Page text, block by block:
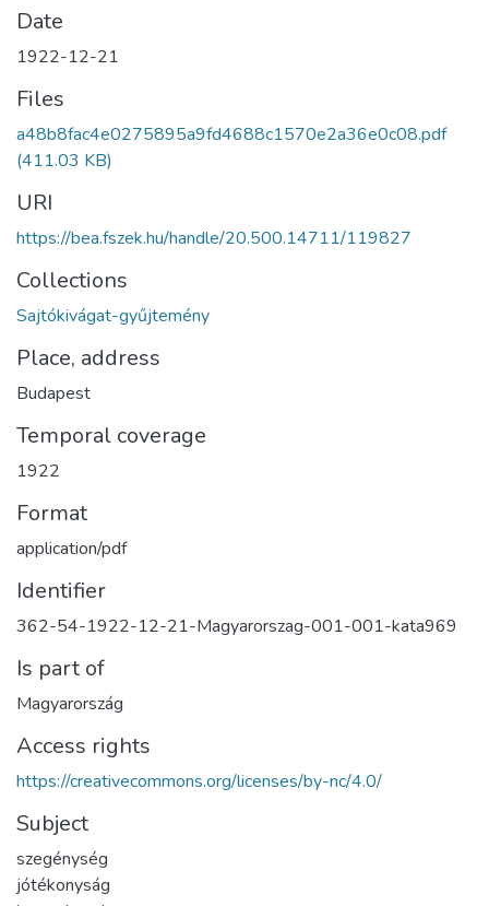
Date
1922-12-21
Files
a48b8fac4e0275895a9fd4688c1570e2a36e0c08.pdf
(411.03 KB)
URI
https://bea.fszek.hu/handle/20.500.14711/119827
Collections
Sajtókivágat-gyűjtemény
Place, address
Budapest
Temporal coverage
1922
Format
application/pdf
Identifier
362-54-1922-12-21-Magyarorszag-001-001-kata969
Is part of
Magyarország
Access rights
https://creativecommons.org/licenses/by-nc/4.0/
Subject
szegénység
jótékonyság